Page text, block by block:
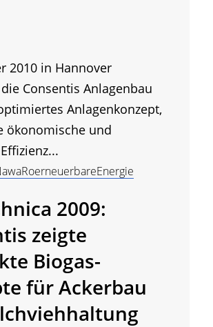
2010 in Hannover
Consentis Anlagenbau
Anlagenkonzept,
ökonomische und
2009:
zeigte
Biogas-
für Ackerbau